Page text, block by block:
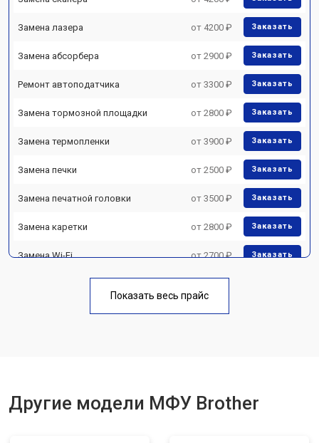
Замена лазера от 4200 ₽ Заказать
Замена абсорбера от 2900 ₽ Заказать
Ремонт автоподатчика от 3300 ₽ Заказать
Замена тормозной площадки от 2800 ₽ Заказать
Замена термопленки от 3900 ₽ Заказать
Замена печки от 2500 ₽ Заказать
Замена печатной головки от 3500 ₽ Заказать
Замена каретки от 2800 ₽ Заказать
Замена Wi-Fi от 2700 ₽ Заказать
от 3500 ₽
Показать весь прайс
Другие модели МФУ Brother